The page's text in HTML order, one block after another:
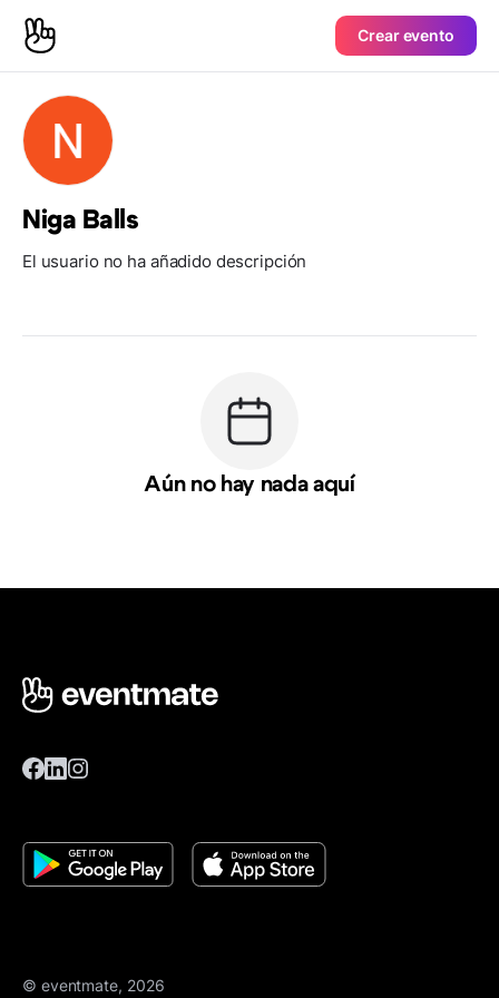
Crear evento
Niga Balls
El usuario no ha añadido descripción
Aún no hay nada aquí
© eventmate, 2026